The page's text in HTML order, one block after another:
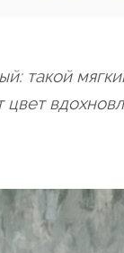
такой
цвет